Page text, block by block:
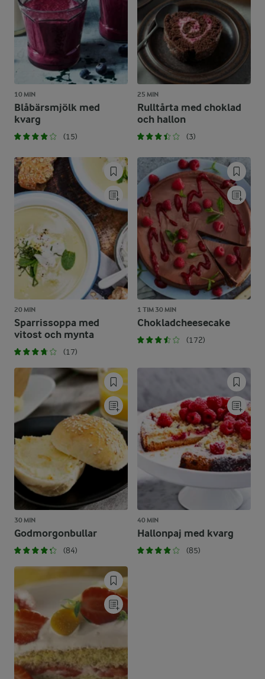
10 MIN
Blåbärsmjölk med
kvarg
(15)
25 MIN
Rulltårta med choklad
och hallon
(3)
20 MIN
Sparrissoppa med
vitost och mynta
(17)
1 TIM 30 MIN
Chokladcheesecake
(172)
30 MIN
Godmorgonbullar
(84)
40 MIN
Hallonpaj med kvarg
(85)